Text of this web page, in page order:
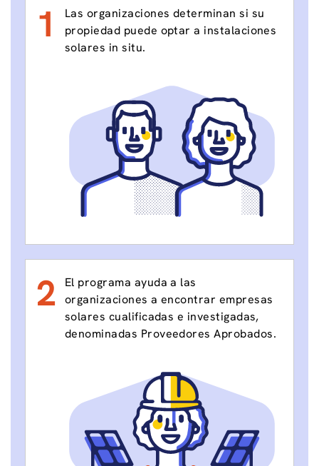
1
Las organizaciones determinan si su
propiedad puede optar a instalaciones
solares in situ.
2
El programa ayuda a las
organizaciones a encontrar empresas
solares cualificadas e investigadas,
denominadas Proveedores Aprobados.